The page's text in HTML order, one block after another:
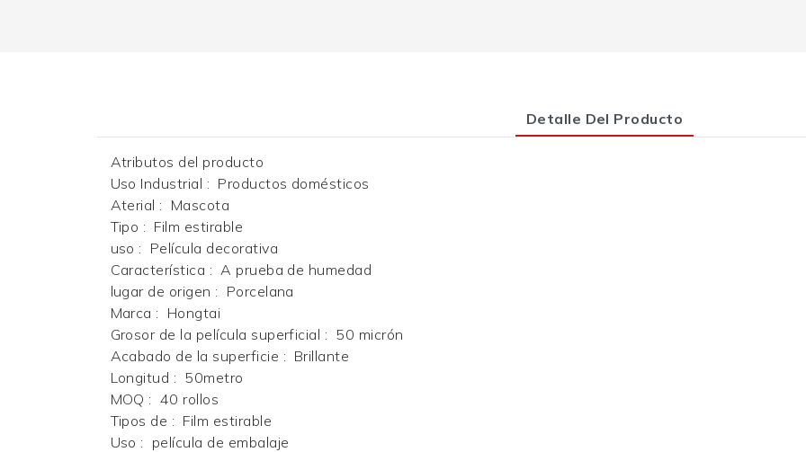
Detalle Del Producto
Atributos del producto
Uso Industrial : Productos domésticos
Aterial : Mascota
Tipo : Film estirable
uso : Película decorativa
Característica : A prueba de humedad
lugar de origen : Porcelana
Marca : Hongtai
Grosor de la película superficial : 50 micrón
Acabado de la superficie : Brillante
Longitud : 50metro
MOQ : 40 rollos
Tipos de : Film estirable
Uso : película de embalaje